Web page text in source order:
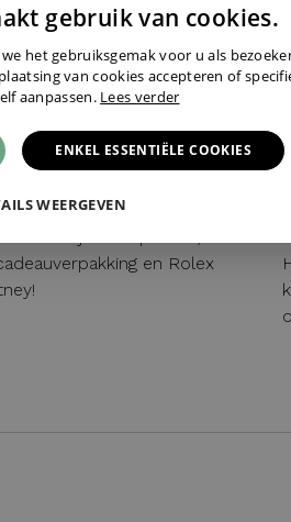
Schagen, Nederland
en Rolex
gebruik van cookies.
het gebruiksgemak voor u als
van cookies accepteren of
aanpassen. Lees verder
ENKEL ESSENTIËLE COOKIES
WEERGEVEN